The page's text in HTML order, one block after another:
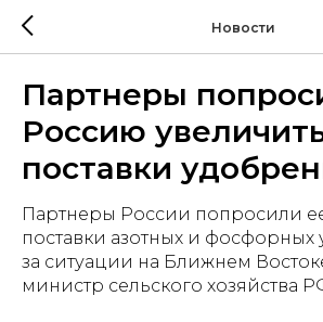
Новости
Партнеры
Россию
поставки
Партнеры России попросили
поставки азотных и
за ситуации на Ближнем
министр сельского хозяйства